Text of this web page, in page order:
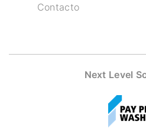
Contacto
Next Level